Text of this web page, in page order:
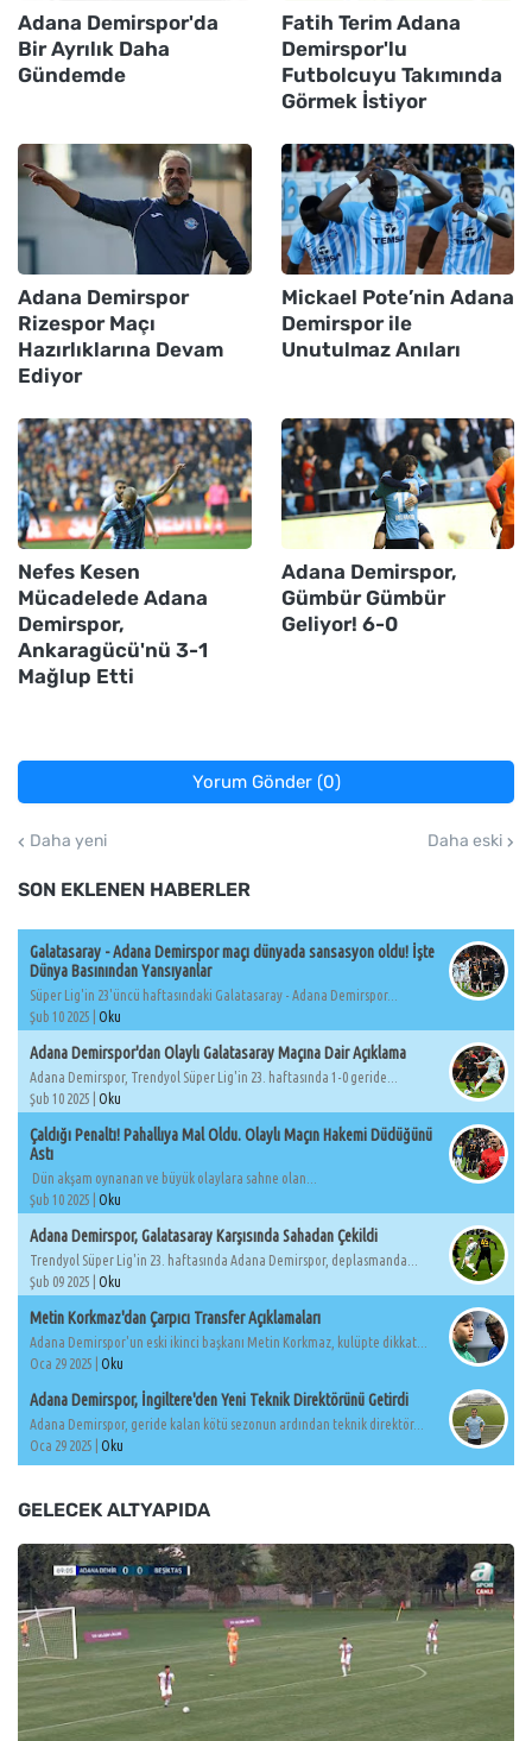
Adana Demirspor'da
Bir Ayrılık Daha
Gündemde
Fatih Terim Adana
Demirspor'lu
Futbolcuyu Takımında
Görmek İstiyor
Adana Demirspor
Rizespor Maçı
Hazırlıklarına Devam
Ediyor
Mickael Pote’nin Adana
Demirspor ile
Unutulmaz Anıları
Nefes Kesen
Mücadelede Adana
Demirspor,
Ankaragücü'nü 3-1
Mağlup Etti
Adana Demirspor,
Gümbür Gümbür
Geliyor! 6-0
Yorum Gönder (0)
Daha yeni Daha eski
SON EKLENEN HABERLER
Galatasaray - Adana Demirspor maçı dünyada sansasyon oldu! İşte
Dünya Basınından Yansıyanlar
Süper Lig'in 23'üncü haftasındaki Galatasaray - Adana Demirspor...
Şub 10 2025 | Oku
Adana Demirspor'dan Olaylı Galatasaray Maçına Dair Açıklama
Adana Demirspor, Trendyol Süper Lig'in 23. haftasında 1-0 geride...
Şub 10 2025 | Oku
Çaldığı Penaltı! Pahallıya Mal Oldu. Olaylı Maçın Hakemi Düdüğünü
Astı
Dün akşam oynanan ve büyük olaylara sahne olan...
Şub 10 2025 | Oku
Adana Demirspor, Galatasaray Karşısında Sahadan Çekildi
Trendyol Süper Lig'in 23. haftasında Adana Demirspor, deplasmanda...
Şub 09 2025 | Oku
Metin Korkmaz'dan Çarpıcı Transfer Açıklamaları
Adana Demirspor'un eski ikinci başkanı Metin Korkmaz, kulüpte dikkat...
Oca 29 2025 | Oku
Adana Demirspor, İngiltere'den Yeni Teknik Direktörünü Getirdi
Adana Demirspor, geride kalan kötü sezonun ardından teknik direktör...
Oca 29 2025 | Oku
GELECEK ALTYAPIDA